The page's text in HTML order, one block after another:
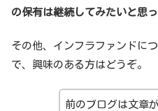
の保有は継続してみたいと思っ
その他、インフラファンドに
で、興味のある方はどうぞ。
前のブログは文章が